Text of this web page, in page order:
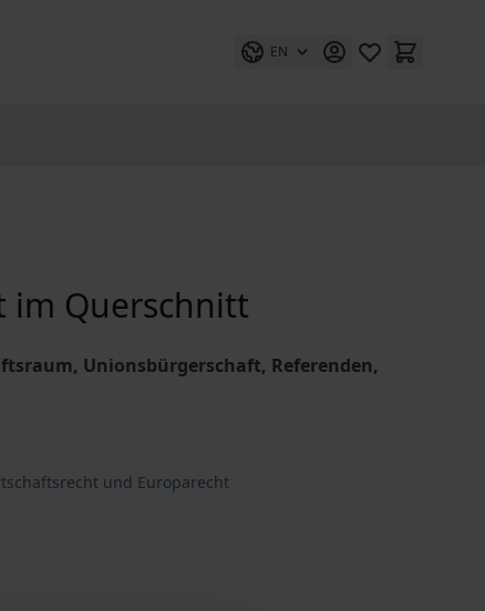
EN
im Querschnitt
Unionsbürgerschaft, Referenden,
und Europarecht